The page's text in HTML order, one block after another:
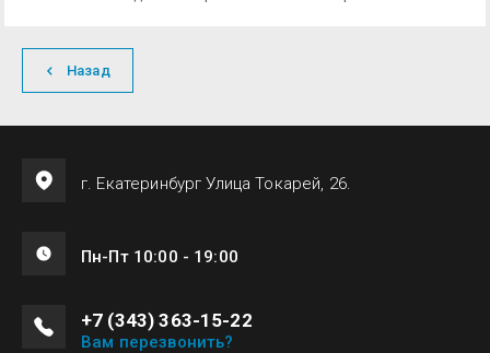
Назад
г. Екатеринбург Улица Токарей, 26.
Пн-Пт 10:00 - 19:00
+7 (343) 363-15-22
Вам перезвонить?